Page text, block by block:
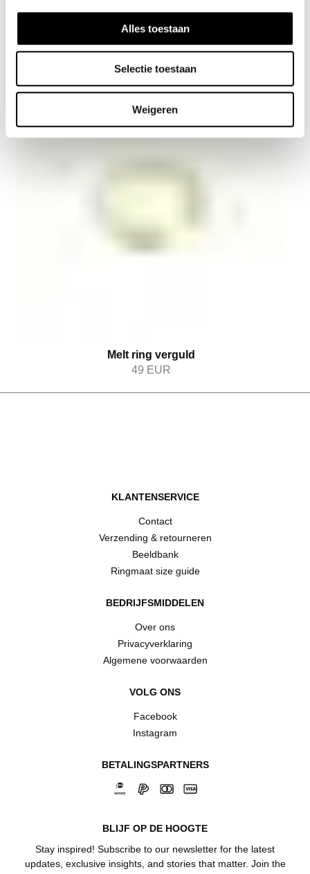
Alles toestaan
Selectie toestaan
Weigeren
Melt ketting verguld
55EUR
Melt ring verguld
49 EUR
KLANTENSERVICE
Contact
Verzending & retourneren
Beeldbank
Ringmaat size guide
BEDRIJFSMIDDELEN
Over ons
Privacyverklaring
Algemene voorwaarden
VOLG ONS
Facebook
Instagram
BETALINGSPARTNERS
BLIJF OP DE HOOGTE
Stay inspired! Subscribe to our newsletter for the latest
updates, exclusive insights, and stories that matter. Join the